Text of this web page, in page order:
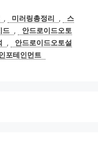
, 미러링총정리 ,
스
드 ,
안드로이드오토
,
안드로이드오토설
포테인먼트